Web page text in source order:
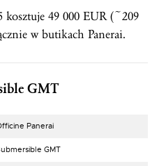
kosztuje 49 000 EUR (~209
w butikach Panerai.
GMT
Panerai
GMT